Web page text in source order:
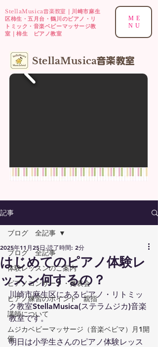
StellaMusica音楽教室
｜川崎市麻生
区柿生・五月台・鶴川のピアノ・リ
トミック・音楽ベビーマッサージ教
室｜柿生 ピアノ教室
ME
NU
​StellaMusica音楽教室
記事
ブログ 全記事
体験レッスンのご案内
ピアノコンサート・発表会
ピアノ練習のポイント 親指
講師について
ムジカベビーマッサージ（音楽ベビマ）月1開
催
ブログ 全記事
はじめてのピアノ体験レ
ッスン何するの？
2025年11月25日 読了時間: 2分
川崎市麻生区にあるピアノ・リトミッ
ク教室StellaMusica(ステラムジカ)音楽
教室です。
明日は小学生さんのピアノ体験レッス